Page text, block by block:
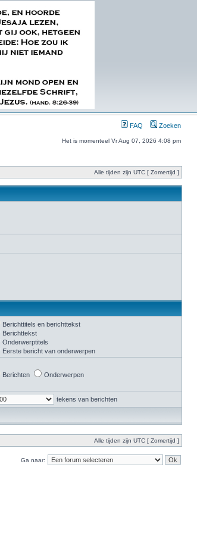
FAQ Zoeken
Het is momenteel Vr Aug 07, 2026 4:08 pm
Alle tijden zijn UTC [ Zomertijd ]
Berichttitels en berichttekst
Berichttekst
Onderwerptitels
Eerste bericht van onderwerpen
Berichten Onderwerpen
tekens van berichten
Alle tijden zijn UTC [ Zomertijd ]
Ga naar: